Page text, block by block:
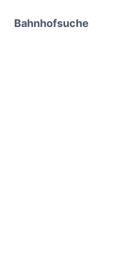
Bahnhofsuche